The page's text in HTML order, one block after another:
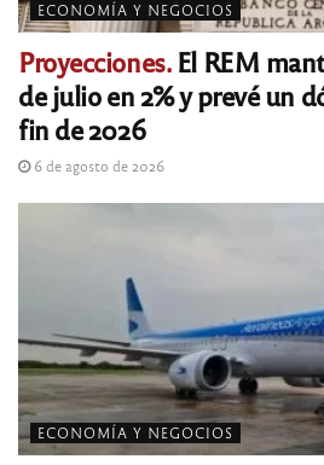
ECONOMÍA Y NEGOCIOS
Proyecciones.El REM
de julio en 2% y prevé un
fin de 2026
6 de agosto de 2026
ECONOMÍA Y NEGOCIOS